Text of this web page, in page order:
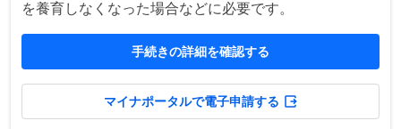
を養育しなくなった場合などに必要です。
手続きの詳細を確認する
マイナポータルで電子申請する